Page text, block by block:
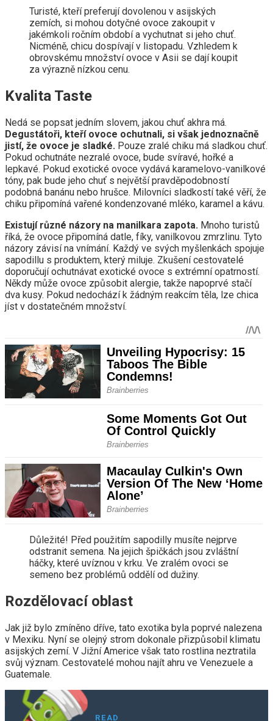
Turisté, kteří preferují dovolenou v asijských
zemích, si mohou dotyčné ovoce zakoupit v
jakémkoli ročním období a vychutnat si jeho chuť.
Nicméně, chicu dospívají v listopadu. Vzhledem k
obrovskému množství ovoce v Asii se dají koupit
za výrazně nízkou cenu.
Kvalita Taste
Nedá se popsat jedním slovem, jakou chuť akhra má.
Degustátoři, kteří ovoce ochutnali, si však jednoznačně
jistí, že ovoce je sladké. Pouze zralé chiku má sladkou chuť.
Pokud ochutnáte nezralé ovoce, bude svíravé, hořké a
lepkavé. Pokud exotické ovoce vydává karamelovo-vanilkové
tóny, pak bude jeho chuť s největší pravděpodobností
podobná banánu nebo hrušce. Milovníci sladkostí také věří, že
chiku připomíná vařené kondenzované mléko, karamel a kávu.
Existují různé názory na manilkara zapota. Mnoho turistů
říká, že ovoce připomíná datle, fíky, vanilkovou zmrzlinu. Tyto
názory závisí na vnímání. Každý ve svých myšlenkách spojuje
sapodillu s produktem, který miluje. Zkušení cestovatelé
doporučují ochutnávat exotické ovoce s extrémní opatrností.
Někdy může ovoce způsobit alergie, takže napoprvé stačí
dva kusy. Pokud nedochází k žádným reakcím těla, lze chica
jíst v dostatečném množství.
Důležité! Před použitím sapodilly musíte nejprve
odstranit semena. Na jejich špičkách jsou zvláštní
háčky, které uvíznou v krku. Ve zralém ovoci se
semeno bez problémů oddělí od dužiny.
Rozdělovací oblast
Jak již bylo zmíněno dříve, tato exotika byla poprvé nalezena
v Mexiku. Nyní se olejný strom dokonale přizpůsobil klimatu
asijských zemí. V Jižní Americe však tato rostlina neztratila
svůj význam. Cestovatelé mohou najít ahru ve Venezuele a
Guatemale.
READ